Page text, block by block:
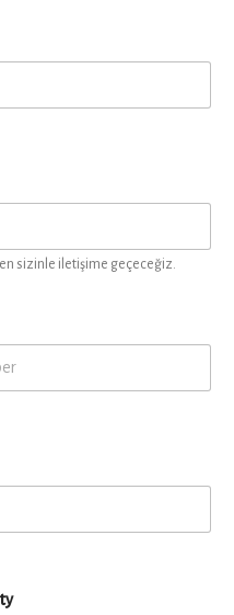
sizinle iletişime geçeceğiz.